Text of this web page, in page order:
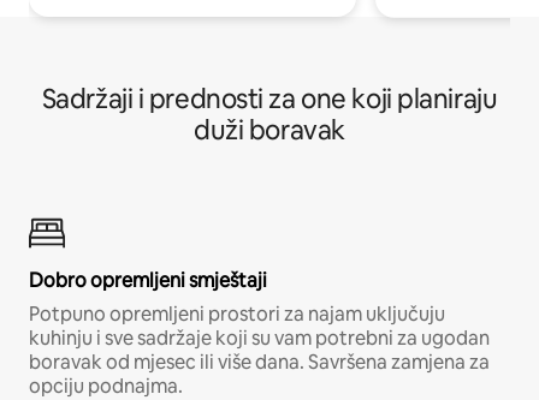
Sadržaji i prednosti za one koji planiraju
duži boravak
Dobro opremljeni smještaji
Potpuno opremljeni prostori za najam uključuju
kuhinju i sve sadržaje koji su vam potrebni za ugodan
boravak od mjesec ili više dana. Savršena zamjena za
opciju podnajma.